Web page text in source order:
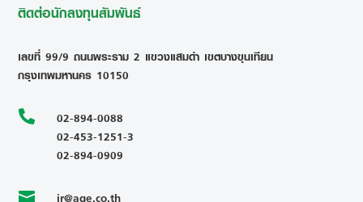
ติดต่อนักลงทุนสัมพันธ์
เลขที่ 99/9 ถนนพระราม 2 แขวงแสมดำ เขตบางขุนเทียน
กรุงเทพมหานคร 10150

02-894-0088
02-453-1251-3
02-894-0909
 ir@age.co.th